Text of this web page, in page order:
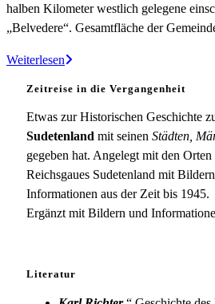
halben Kilometer westlich gelegene
„Belvedere“. Gesamtfläche der
WeiterlesenElbleiten
Zeitreise in die Vergangenheit
Etwas zur Historischen Geschichte
Sudetenland mit seinen Städten,
gegeben hat. Angelegt mit den
Reichsgaues Sudetenland mit
Informationen aus der Zeit bis 1945.
Ergänzt mit Bildern und
Literatur